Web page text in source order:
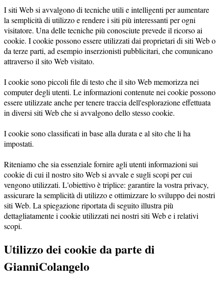
I siti Web si avvalgono di tecniche utili e intelligenti per aumentare
la semplicità di utilizzo e rendere i siti più interessanti per ogni
visitatore. Una delle tecniche più conosciute prevede il ricorso ai
cookie. I cookie possono essere utilizzati dai proprietari di siti Web o
da terze parti, ad esempio inserzionisti pubblicitari, che comunicano
attraverso il sito Web visitato.
I cookie sono piccoli file di testo che il sito Web memorizza nei
computer degli utenti. Le informazioni contenute nei cookie possono
essere utilizzate anche per tenere traccia dell'esplorazione effettuata
in diversi siti Web che si avvalgono dello stesso cookie.
I cookie sono classificati in base alla durata e al sito che li ha
impostati.
Riteniamo che sia essenziale fornire agli utenti informazioni sui
cookie di cui il nostro sito Web si avvale e sugli scopi per cui
vengono utilizzati. L'obiettivo è triplice: garantire la vostra privacy,
assicurare la semplicità di utilizzo e ottimizzare lo sviluppo dei nostri
siti Web. La spiegazione riportata di seguito illustra più
dettagliatamente i cookie utilizzati nei nostri siti Web e i relativi
scopi.
Utilizzo dei cookie da parte di
GianniColangelo